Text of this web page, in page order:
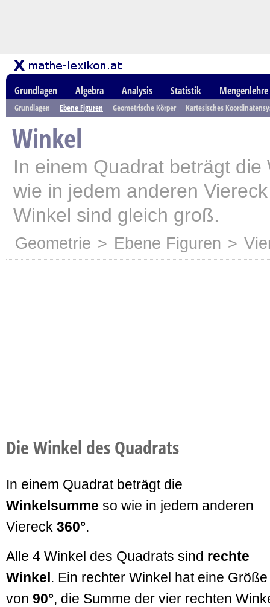
Grundlagen Algebra Analysis Statistik Mengenlehre
Grundlagen Ebene Figuren Geometrische Körper Kartesisches
Winkel
In einem Quadrat beträgt die
wie in jedem anderen
Winkel sind gleich groß.
Geometrie > Ebene Figuren >
Die Winkel des Quadrats
In einem Quadrat beträgt die
Winkelsumme so wie in jedem anderen
Viereck 360°.
Alle 4 Winkel des Quadrats sind rechte
Winkel. Ein rechter Winkel hat eine Größe
von 90°, die Summe der vier rechten